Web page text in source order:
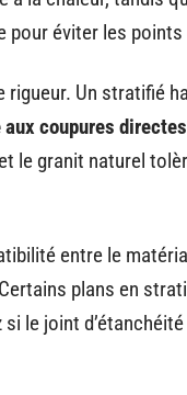
pour éviter les
rigueur. Un stratifié
coupures
le granit naturel
entre le
plans en
le joint